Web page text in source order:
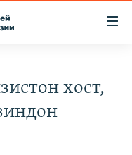
хост,